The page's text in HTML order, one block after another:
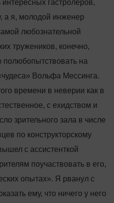
гастролёров,
а я, молодой инженер
любознательной
тружеников, конечно,
на
Вольфа Мессинга.
времени в неверии как в
с ехидством и
зрительного зала в числе
по конструкторскому
с ассистенткой
поучаствовать в его,
опытах». Я рванул с
ему, что ничего у него